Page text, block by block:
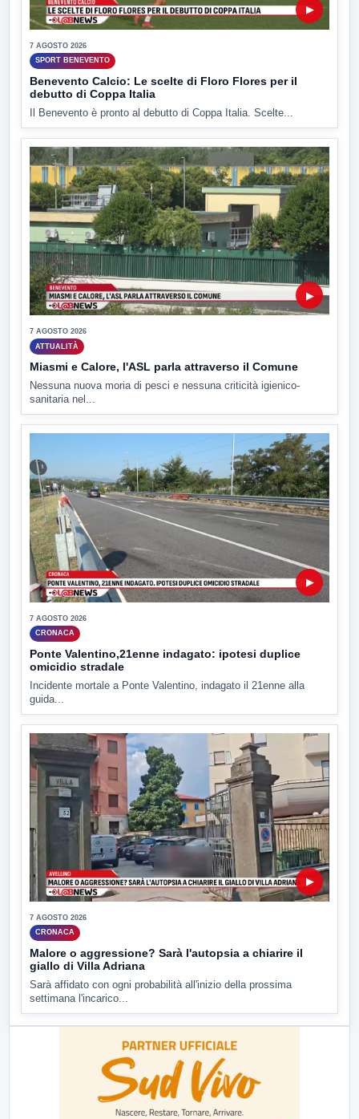
▶
7 AGOSTO 2026
SPORT BENEVENTO
Benevento Calcio: Le scelte di Floro Flores per il
debutto di Coppa Italia
Il Benevento è pronto al debutto di Coppa Italia. Scelte...
▶
7 AGOSTO 2026
ATTUALITÀ
Miasmi e Calore, l'ASL parla attraverso il Comune
Nessuna nuova moria di pesci e nessuna criticità igienico-
sanitaria nel...
▶
7 AGOSTO 2026
CRONACA
Ponte Valentino,21enne indagato: ipotesi duplice
omicidio stradale
Incidente mortale a Ponte Valentino, indagato il 21enne alla
guida...
▶
7 AGOSTO 2026
CRONACA
Malore o aggressione? Sarà l'autopsia a chiarire il
giallo di Villa Adriana
Sarà affidato con ogni probabilità all'inizio della prossima
settimana l'incarico...